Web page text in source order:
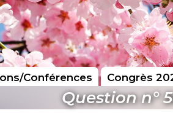
Conférences Congrès
Question n°